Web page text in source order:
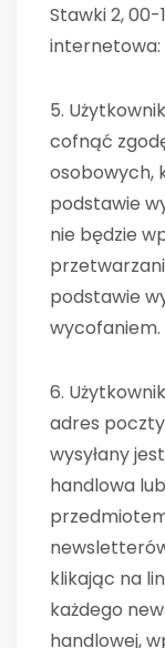
Stawki 2,
5.
cofnąć
osobowych,
podstawie
nie będzie
podstawie
wycofaniem.
6.
adres
wysyłany
handlowa
klikając na
każdego
handlowej,